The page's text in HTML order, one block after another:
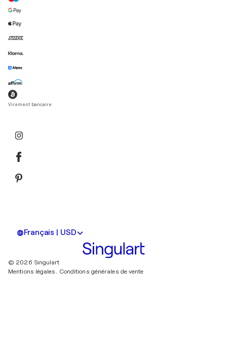
Virement bancaire
Français | USD
© 2026 Singulart
Mentions légales. Conditions générales de vente